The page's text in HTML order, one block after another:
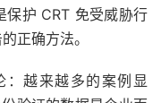
保护 CRT 免受威胁行
正确方法。
：越来越多的案例显